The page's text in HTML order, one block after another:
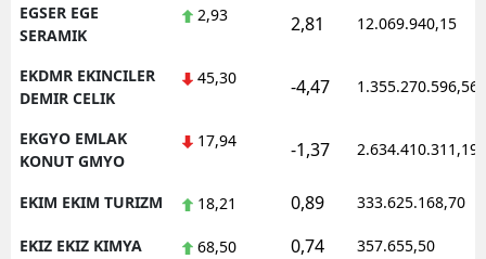
EGSER EGE
SERAMIK
2,93 2,81 12.069.940,15
EKDMR EKINCILER
DEMIR CELIK
45,30 -4,47 1.355.270.596,56
EKGYO EMLAK
KONUT GMYO
17,94 -1,37 2.634.410.311,19
EKIM EKIM TURIZM 18,21 0,89 333.625.168,70
EKIZ EKIZ KIMYA 68,50 0,74 357.655,50